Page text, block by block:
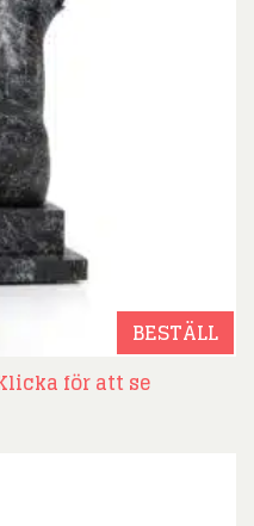
BESTÄLL
för att se